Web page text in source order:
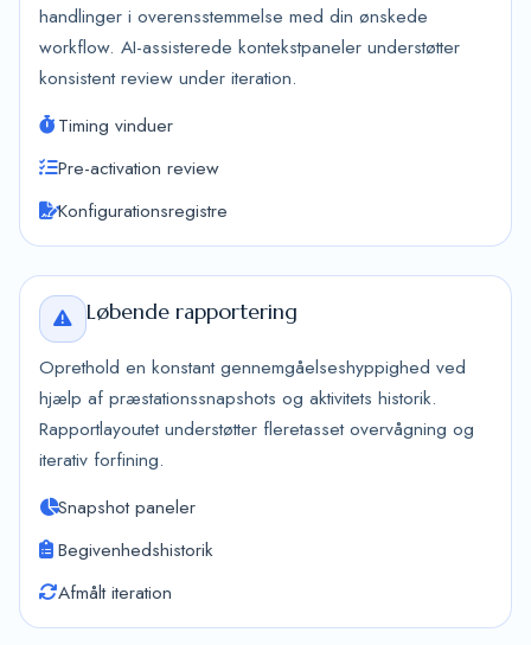
handlinger i overensstemmelse med din ønskede
workflow. AI-assisterede kontekstpaneler understøtter
konsistent review under iteration.
Timing vinduer
Pre-activation review
Konfigurationsregistre
Løbende rapportering
Oprethold en konstant gennemgåelseshyppighed ved
hjælp af præstationssnapshots og aktivitets historik.
Rapportlayoutet understøtter fleretasset overvågning og
iterativ forfining.
Snapshot paneler
Begivenhedshistorik
Afmålt iteration